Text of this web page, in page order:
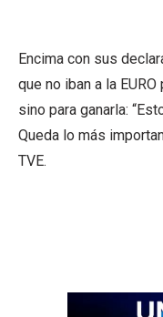
Encima con sus
que no iban a la
sino para ganarla:
Queda lo más
TVE.